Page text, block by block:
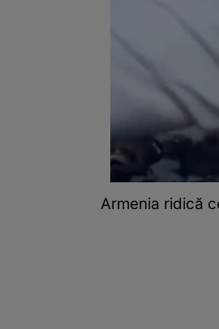
Armenia ridică